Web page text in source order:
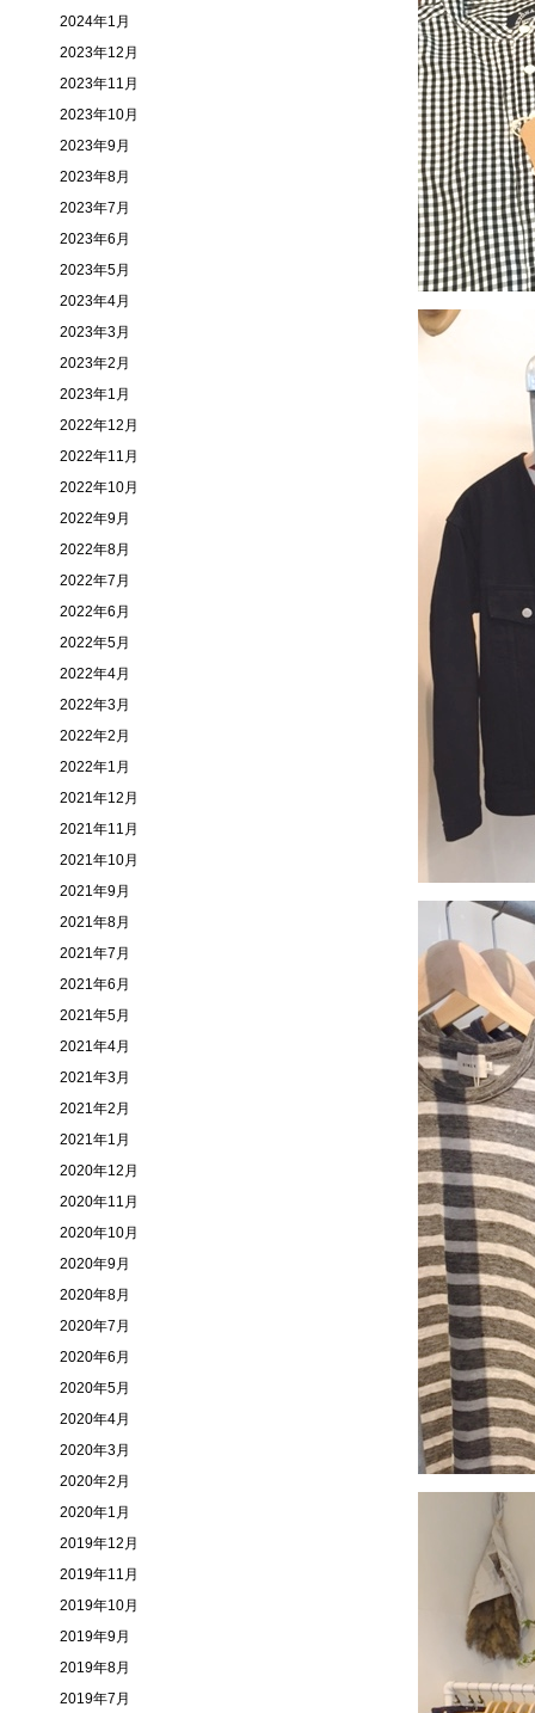
2024年1月
2023年12月
2023年11月
2023年10月
2023年9月
2023年8月
2023年7月
2023年6月
2023年5月
2023年4月
2023年3月
2023年2月
2023年1月
2022年12月
2022年11月
2022年10月
2022年9月
2022年8月
2022年7月
2022年6月
2022年5月
2022年4月
2022年3月
2022年2月
2022年1月
2021年12月
2021年11月
2021年10月
2021年9月
2021年8月
2021年7月
2021年6月
2021年5月
2021年4月
2021年3月
2021年2月
2021年1月
2020年12月
2020年11月
2020年10月
2020年9月
2020年8月
2020年7月
2020年6月
2020年5月
2020年4月
2020年3月
2020年2月
2020年1月
2019年12月
2019年11月
2019年10月
2019年9月
2019年8月
2019年7月